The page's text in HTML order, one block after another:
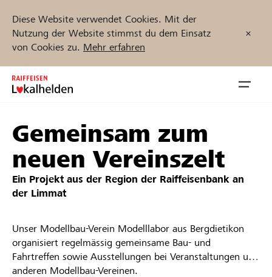
Diese Website verwendet Cookies. Mit der
Nutzung der Website stimmst du dem Einsatz
von Cookies zu. Mehr erfahren
Zum
Inhalt
Unterstützen
Hilfe & Support
Projekte und Organisationen finden
Jetzt starten
Gemeinsam zum
neuen Vereinszelt
Ein Projekt aus der Region der Raiffeisenbank an
der Limmat
Unser Modellbau-Verein Modelllabor aus Bergdietikon
organisiert regelmässig gemeinsame Bau- und
Fahrtreffen sowie Ausstellungen bei Veranstaltungen und
anderen Modellbau-Vereinen.